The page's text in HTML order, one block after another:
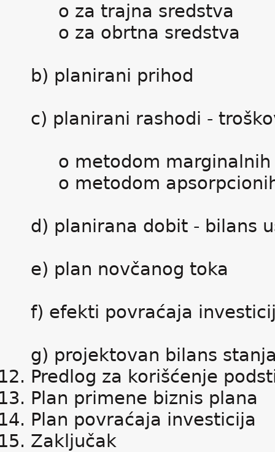
o za trajna sredstva
o za obrtna sredstva
b) planirani prihod
c) planirani rashodi -
o metodom marginalnih
o metodom
d) planirana dobit - bilans
e) plan novčanog toka
f) efekti povraćaja
g) projektovan bilans
Predlog za korišćenje
Plan primene biznis plana
Plan povraćaja investicija
Zaključak